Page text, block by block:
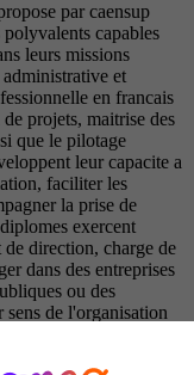
par caensup
capables
leurs missions
et
en francais
projets, maitrise des
que le pilotage
leur capacite a
faciliter les
la prise de
exercent
de direction, charge de
dans des entreprises
ou des
de l'organisation